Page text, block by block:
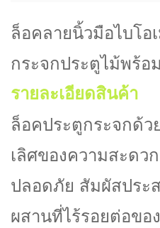
ล็อคลายนิ้วมือไบโอ
กระจกประตูไม้พร้อ
รายละเอียดสินค้า
ล็อคประตูกระจกด้ว
เลิศของความสะดว
ปลอดภัย สัมผัสประ
ผสานที่ไร้รอยต่อขอ